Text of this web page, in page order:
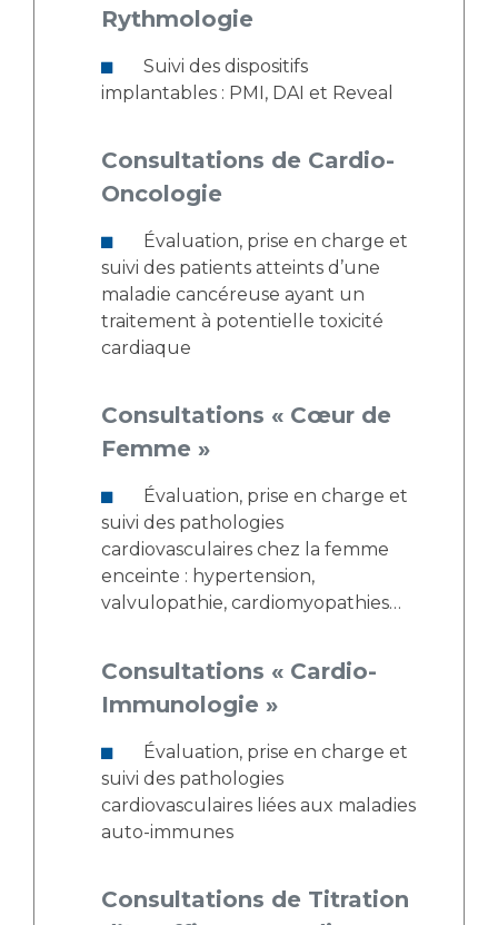
Rythmologie
implantables : PMI, DAI et Reveal
Consultations de Cardio-
Oncologie
suivi des patients atteints d’une
maladie cancéreuse ayant un
traitement à potentielle toxicité
cardiaque
Consultations « Cœur de
Femme »
suivi des pathologies
cardiovasculaires chez la femme
enceinte : hypertension,
valvulopathie, cardiomyopathies…
Consultations « Cardio-
Immunologie »
suivi des pathologies
cardiovasculaires liées aux maladies
auto-immunes
Consultations de Titration